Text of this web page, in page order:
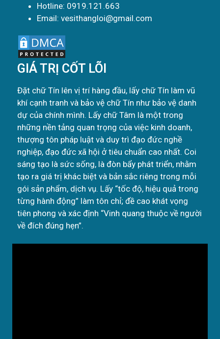
Hotline: 0919.121.663
Email: vesithangloi@gmail.com
GIÁ TRỊ CỐT LÕI
Đặt chữ Tín lên vị trí hàng đầu, lấy chữ Tín làm vũ
khí cạnh tranh và bảo vệ chữ Tín như bảo vệ danh
dự của chính mình. Lấy chữ Tâm là một trong
những nền tảng quan trọng của việc kinh doanh,
thượng tôn pháp luật và duy trì đạo đức nghề
nghiệp, đạo đức xã hội ở tiêu chuẩn cao nhất. Coi
sáng tạo là sức sống, là đòn bẩy phát triển, nhằm
tạo ra giá trị khác biệt và bản sắc riêng trong mỗi
gói sản phẩm, dịch vụ. Lấy “tốc độ, hiệu quả trong
từng hành động” làm tôn chỉ; đề cao khát vọng
tiên phong và xác định “Vinh quang thuộc về người
về đích đúng hẹn”.